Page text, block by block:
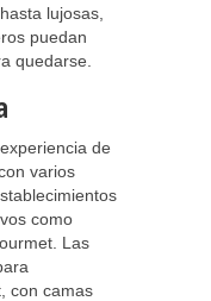
lujosas,
puedan
quedarse.
de
varios
como
Las
con camas